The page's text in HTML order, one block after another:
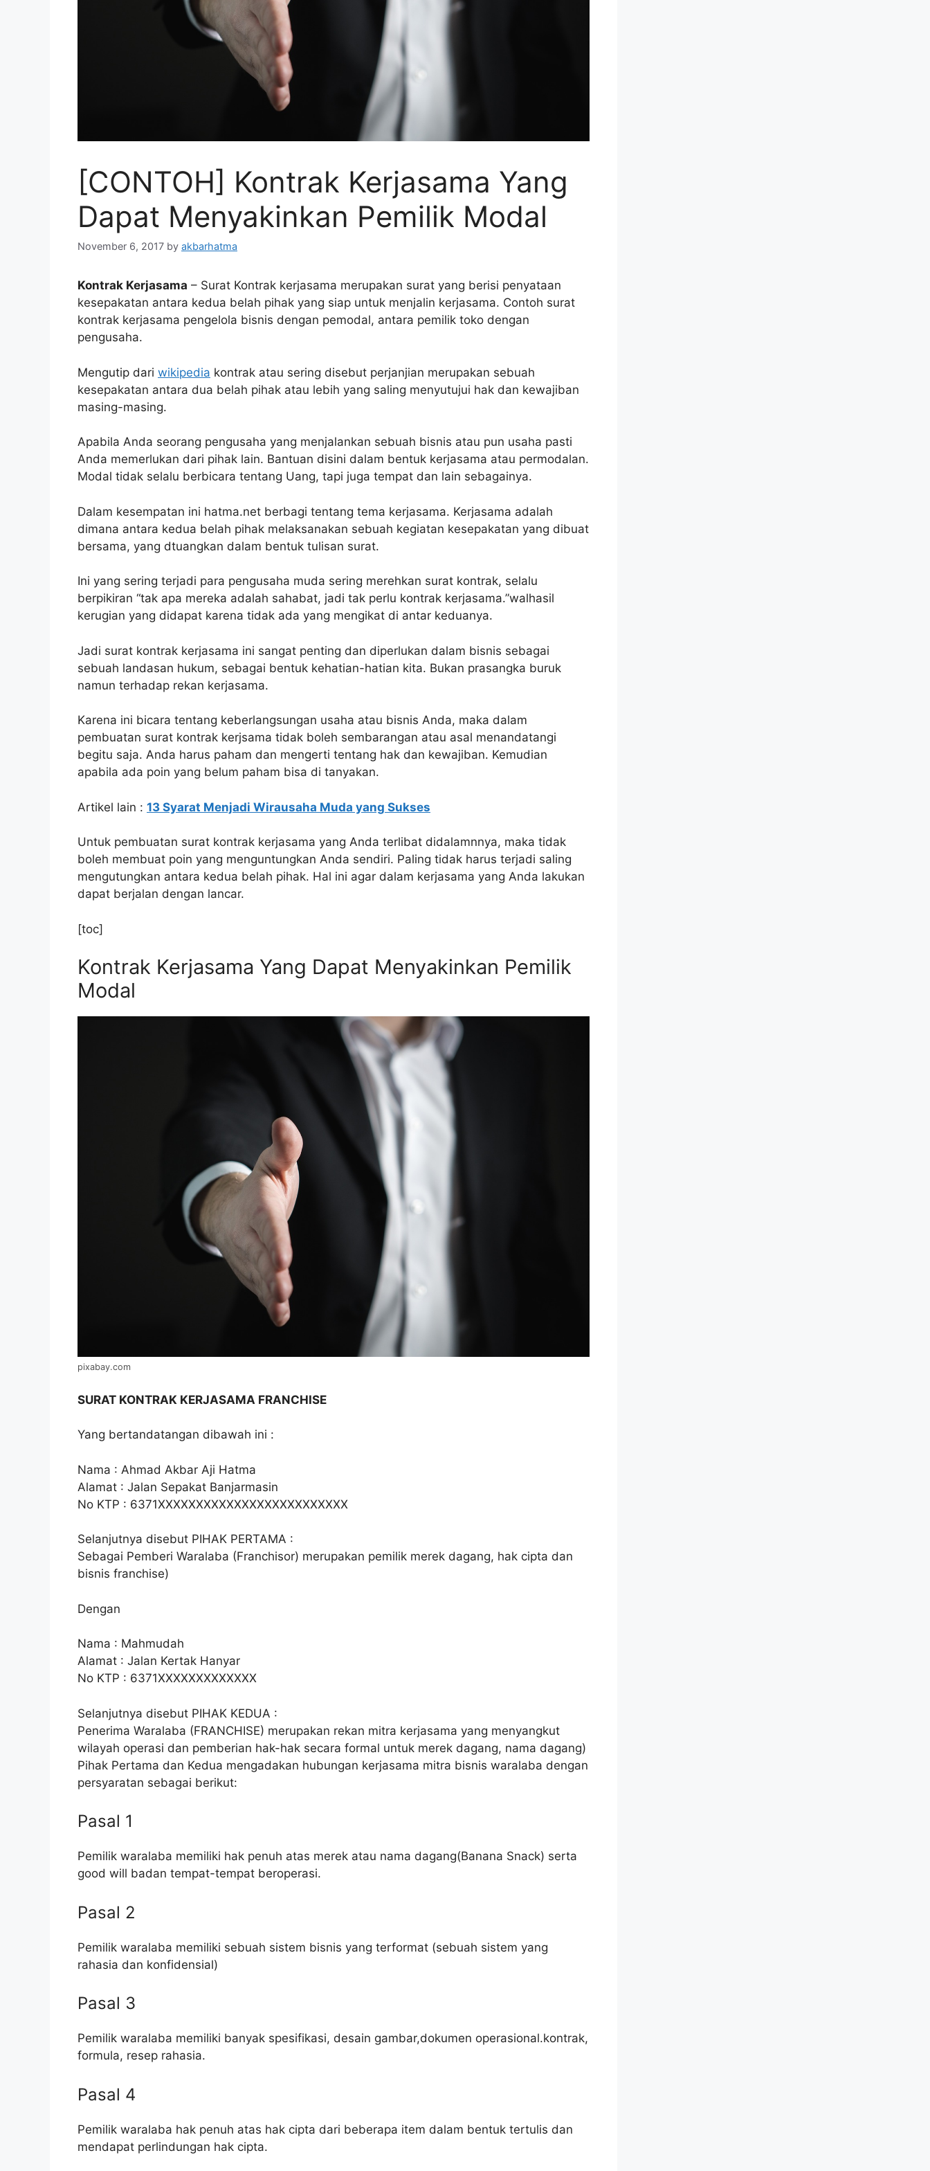
[CONTOH] Kontrak Kerjasama Yang
Dapat Menyakinkan Pemilik Modal
November 6, 2017 by akbarhatma
Kontrak Kerjasama – Surat Kontrak kerjasama merupakan surat yang berisi penyataan
kesepakatan antara kedua belah pihak yang siap untuk menjalin kerjasama. Contoh surat
kontrak kerjasama pengelola bisnis dengan pemodal, antara pemilik toko dengan
pengusaha.
Mengutip dari wikipedia kontrak atau sering disebut perjanjian merupakan sebuah
kesepakatan antara dua belah pihak atau lebih yang saling menyutujui hak dan kewajiban
masing-masing.
Apabila Anda seorang pengusaha yang menjalankan sebuah bisnis atau pun usaha pasti
Anda memerlukan dari pihak lain. Bantuan disini dalam bentuk kerjasama atau permodalan.
Modal tidak selalu berbicara tentang Uang, tapi juga tempat dan lain sebagainya.
Dalam kesempatan ini hatma.net berbagi tentang tema kerjasama. Kerjasama adalah
dimana antara kedua belah pihak melaksanakan sebuah kegiatan kesepakatan yang dibuat
bersama, yang dtuangkan dalam bentuk tulisan surat.
Ini yang sering terjadi para pengusaha muda sering merehkan surat kontrak, selalu
berpikiran “tak apa mereka adalah sahabat, jadi tak perlu kontrak kerjasama.”walhasil
kerugian yang didapat karena tidak ada yang mengikat di antar keduanya.
Jadi surat kontrak kerjasama ini sangat penting dan diperlukan dalam bisnis sebagai
sebuah landasan hukum, sebagai bentuk kehatian-hatian kita. Bukan prasangka buruk
namun terhadap rekan kerjasama.
Karena ini bicara tentang keberlangsungan usaha atau bisnis Anda, maka dalam
pembuatan surat kontrak kerjsama tidak boleh sembarangan atau asal menandatangi
begitu saja. Anda harus paham dan mengerti tentang hak dan kewajiban. Kemudian
apabila ada poin yang belum paham bisa di tanyakan.
Artikel lain : 13 Syarat Menjadi Wirausaha Muda yang Sukses
Untuk pembuatan surat kontrak kerjasama yang Anda terlibat didalamnnya, maka tidak
boleh membuat poin yang menguntungkan Anda sendiri. Paling tidak harus terjadi saling
mengutungkan antara kedua belah pihak. Hal ini agar dalam kerjasama yang Anda lakukan
dapat berjalan dengan lancar.
[toc]
Kontrak Kerjasama Yang Dapat Menyakinkan Pemilik
Modal
pixabay.com
SURAT KONTRAK KERJASAMA FRANCHISE
Yang bertandatangan dibawah ini :
Nama : Ahmad Akbar Aji Hatma
Alamat : Jalan Sepakat Banjarmasin
No KTP : 6371XXXXXXXXXXXXXXXXXXXXXXXXX
Selanjutnya disebut PIHAK PERTAMA :
Sebagai Pemberi Waralaba (Franchisor) merupakan pemilik merek dagang, hak cipta dan
bisnis franchise)
Dengan
Nama : Mahmudah
Alamat : Jalan Kertak Hanyar
No KTP : 6371XXXXXXXXXXXXX
Selanjutnya disebut PIHAK KEDUA :
Penerima Waralaba (FRANCHISE) merupakan rekan mitra kerjasama yang menyangkut
wilayah operasi dan pemberian hak-hak secara formal untuk merek dagang, nama dagang)
Pihak Pertama dan Kedua mengadakan hubungan kerjasama mitra bisnis waralaba dengan
persyaratan sebagai berikut:
Pasal 1
Pemilik waralaba memiliki hak penuh atas merek atau nama dagang(Banana Snack) serta
good will badan tempat-tempat beroperasi.
Pasal 2
Pemilik waralaba memiliki sebuah sistem bisnis yang terformat (sebuah sistem yang
rahasia dan konfidensial)
Pasal 3
Pemilik waralaba memiliki banyak spesifikasi, desain gambar,dokumen operasional.kontrak,
formula, resep rahasia.
Pasal 4
Pemilik waralaba hak penuh atas hak cipta dari beberapa item dalam bentuk tertulis dan
mendapat perlindungan hak cipta.